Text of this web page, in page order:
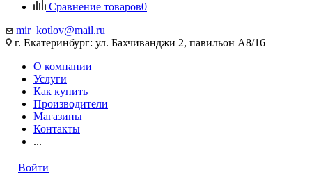
Сравнение товаров0
mir_kotlov@mail.ru
г. Екатеринбург: ул. Бахчиванджи 2, павильон А8/16
О компании
Услуги
Как купить
Производители
Магазины
Контакты
...
Войти